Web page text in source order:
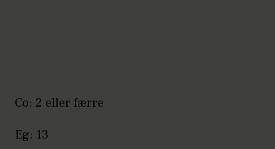
Co: 2 eller færre
Eg: 13